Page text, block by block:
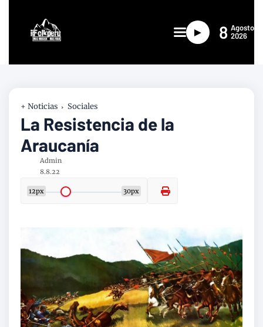
► 8 Agosto
2026
+ Noticias Sociales
La Resistencia de la
Araucanía
Admin
8.8.22
12px 30px